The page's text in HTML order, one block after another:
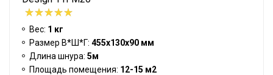
Вес: 1 кг
Размер В*Ш*Г: 455х130х90 мм
Длина шнура: 5м
Площадь помещения: 12-15 м2